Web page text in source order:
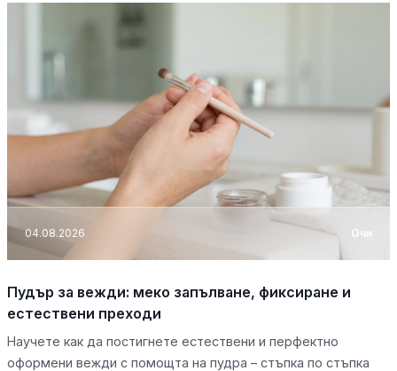
04.08.2026 Очи
Пудър за вежди: меко запълване, фиксиране и
естествени преходи
Научете как да постигнете естествени и перфектно
оформени вежди с помощта на пудра – стъпка по стъпка